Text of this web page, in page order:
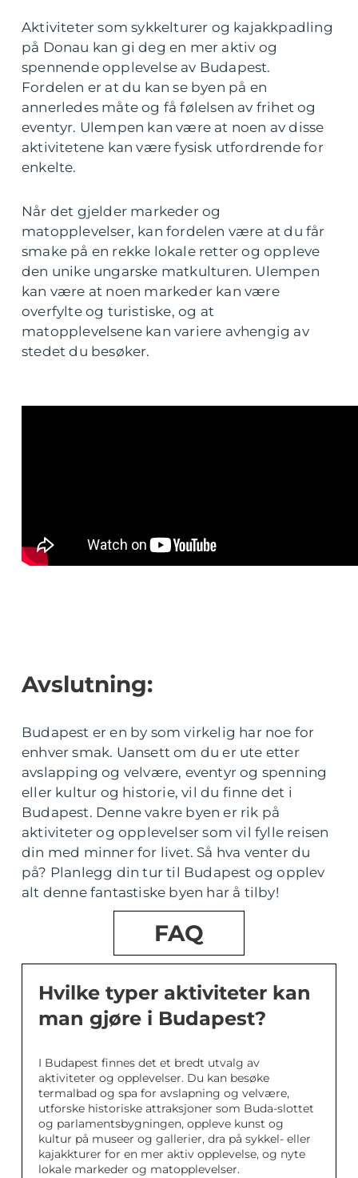
Aktiviteter som sykkelturer og kajakkpadling
på Donau kan gi deg en mer aktiv og
spennende opplevelse av Budapest.
Fordelen er at du kan se byen på en
annerledes måte og få følelsen av frihet og
eventyr. Ulempen kan være at noen av disse
aktivitetene kan være fysisk utfordrende for
enkelte.
Når det gjelder markeder og
matopplevelser, kan fordelen være at du får
smake på en rekke lokale retter og oppleve
den unike ungarske matkulturen. Ulempen
kan være at noen markeder kan være
overfylte og turistiske, og at
matopplevelsene kan variere avhengig av
stedet du besøker.
Avslutning:
Budapest er en by som virkelig har noe for
enhver smak. Uansett om du er ute etter
avslapping og velvære, eventyr og spenning
eller kultur og historie, vil du finne det i
Budapest. Denne vakre byen er rik på
aktiviteter og opplevelser som vil fylle reisen
din med minner for livet. Så hva venter du
på? Planlegg din tur til Budapest og opplev
alt denne fantastiske byen har å tilby!
FAQ
Hvilke typer aktiviteter kan
man gjøre i Budapest?
I Budapest finnes det et bredt utvalg av
aktiviteter og opplevelser. Du kan besøke
termalbad og spa for avslapning og velvære,
utforske historiske attraksjoner som Buda-slottet
og parlamentsbygningen, oppleve kunst og
kultur på museer og gallerier, dra på sykkel- eller
kajakkturer for en mer aktiv opplevelse, og nyte
lokale markeder og matopplevelser.